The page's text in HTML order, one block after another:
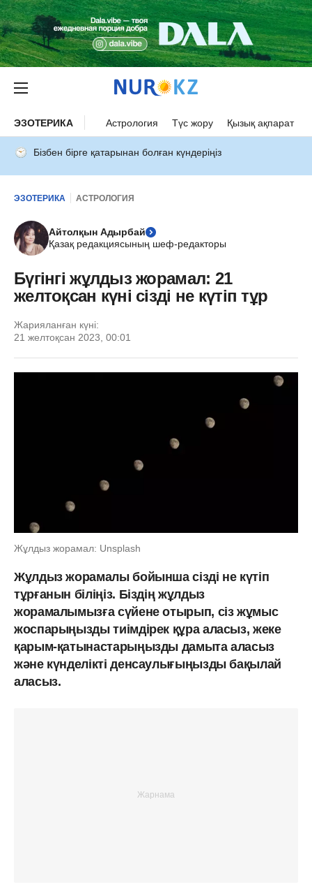
ЭЗОТЕРИКА Астрология Түс жору Қызық ақпарат
Бізбен бірге қатарынан болған күндеріңіз
ЭЗОТЕРИКА АСТРОЛОГИЯ
Айтолқын Адырбай
Қазақ редакциясының шеф-редакторы
Бүгінгі жұлдыз жорамал: 21
желтоқсан күні сізді не күтіп тұр
Жарияланған күні:
21 желтоқсан 2023, 00:01
Жұлдыз жорамал: Unsplash
Жұлдыз жорамалы бойынша сізді не күтіп
тұрғанын біліңіз. Біздің жұлдыз
жорамалымызға сүйене отырып, сіз жұмыс
жоспарыңызды тиімдірек құра аласыз, жеке
қарым-қатынастарыңызды дамыта аласыз
және күнделікті денсаулығыңызды бақылай
аласыз.